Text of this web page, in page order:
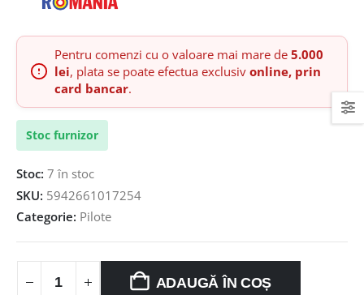
Pentru comenzi cu o valoare mai mare de 5.000
lei, plata se poate efectua exclusiv online, prin
card bancar.
Stoc furnizor
Stoc: 7 în stoc
SKU: 5942661017254
Categorie: Pilote
ADAUGĂ ÎN COȘ